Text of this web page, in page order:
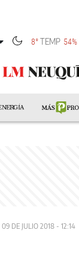
8° TEMP 54%
09 DE JULIO 2018 - 12:14